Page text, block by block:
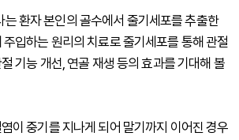
환자 본인의 골수에서 줄기세포를 추출한
입하는 원리의 치료로 줄기세포를 통해 관절
기능 개선, 연골 재생 등의 효과를 기대해 볼
이 중기를 지나게 되어 말기까지 이어진 경우